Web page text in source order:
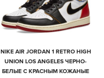
NIKE AIR JORDAN 1 RETRO HIGH
UNION LOS ANGELES ЧЕРНО-
БЕЛЫЕ С КРАСНЫМ КОЖАНЫЕ